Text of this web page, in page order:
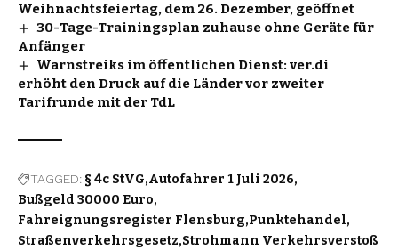
Weihnachtsfeiertag, dem 26. Dezember, geöffnet
30-Tage-Trainingsplan zuhause ohne Geräte für
Anfänger
Warnstreiks im öffentlichen Dienst: ver.di
erhöht den Druck auf die Länder vor zweiter
Tarifrunde mit der TdL
TAGGED: § 4c StVG Autofahrer 1 Juli 2026
Bußgeld 30000 Euro
Fahreignungsregister Flensburg Punktehandel
Straßenverkehrsgesetz Strohmann Verkehrsverstoß